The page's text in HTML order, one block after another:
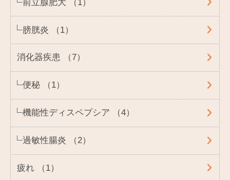
膀胱炎 （1）
消化器疾患 （7）
便秘 （1）
機能性ディスペプシア （4）
過敏性腸炎 （2）
疲れ （1）